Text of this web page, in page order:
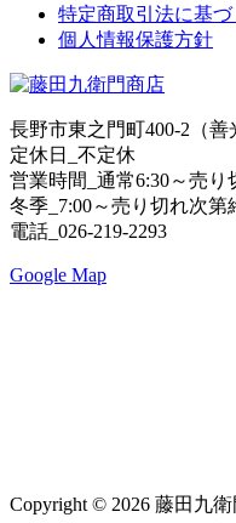
特定商取引法に基
個人情報保護方針
長野市東之門町400-2（善
定休日_不定休
営業時間_通常6:30～売り
冬季_7:00～売り切れ次第
電話_026-219-2293
Google Map
Copyright © 2026 藤田九